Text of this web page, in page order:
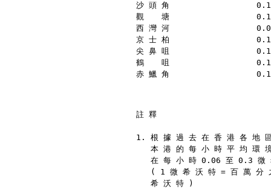
沙 頭 角
觀  　塘
西 灣 河
京 士 柏
尖 鼻 咀
鶴  　咀
赤 鱲 角
註 釋
1. 根 據 過 去 在 香 港 各 地
本 港 的 每 小 時 平 均 環
在 每 小 時 0.06 至 0.3 微
( 1 微 希 沃 特 = 百 萬 分
希 沃 特 )